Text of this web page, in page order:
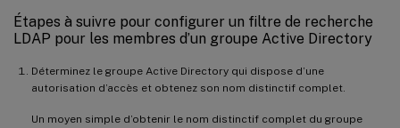
Étapes à suivre pour configurer un filtre de recherche
LDAP pour les membres d’un groupe Active Directory
Déterminez le groupe Active Directory qui dispose d’une
autorisation d’accès et obtenez son nom distinctif complet.
Un moyen simple d’obtenir le nom distinctif complet du groupe